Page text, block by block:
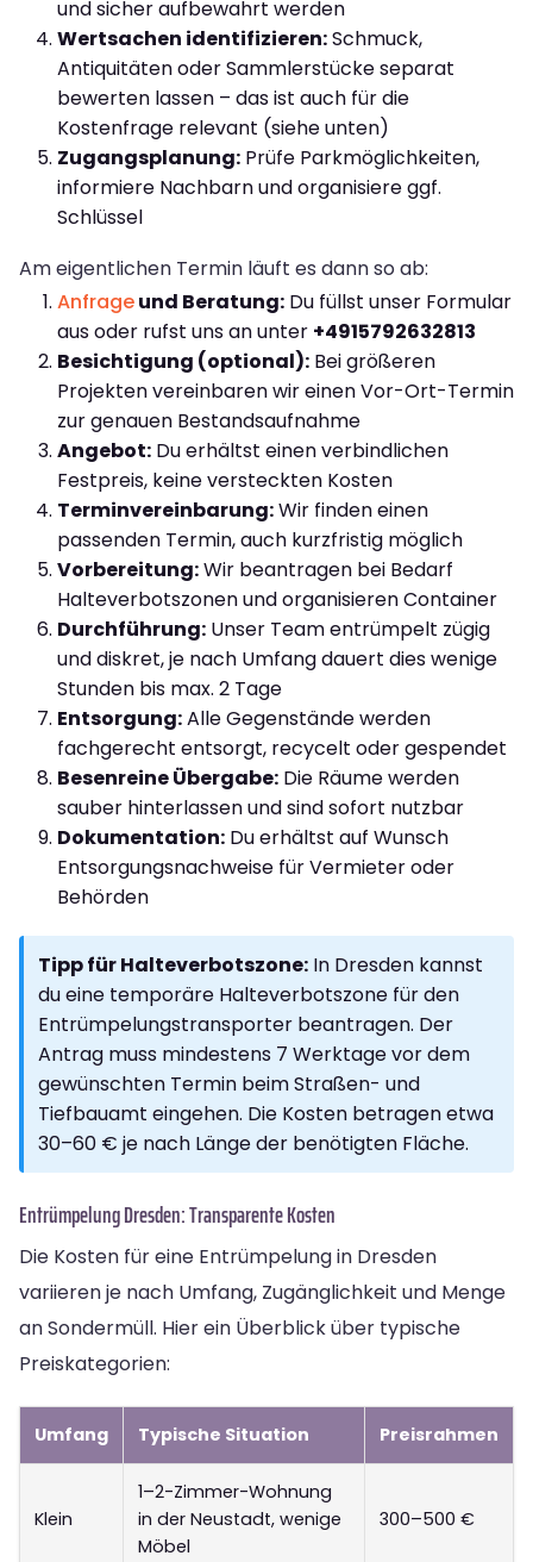
und sicher aufbewahrt werden
Wertsachen identifizieren:Schmuck,
Antiquitäten oder Sammlerstücke separat
bewerten lassen – das ist auch für die
Kostenfrage relevant (siehe unten)
Zugangsplanung: Prüfe Parkmöglichkeiten,
informiere Nachbarn und organisiere ggf.
Schlüssel
Am eigentlichen Termin läuft es dann so ab:
Anfrageund Beratung: Du füllst unser Formular
aus oder rufst uns an unter +4915792632813
Besichtigung (optional): Bei größeren
Projekten vereinbaren wir einen Vor-Ort-Termin
zur genauen Bestandsaufnahme
Angebot: Du erhältst einen verbindlichen
Festpreis, keine versteckten Kosten
Terminvereinbarung:Wir finden einen
passenden Termin, auch kurzfristig möglich
Vorbereitung:Wir beantragen bei Bedarf
Halteverbotszonen und organisieren Container
Durchführung: Unser Team entrümpelt zügig
und diskret, je nach Umfang dauert dies wenige
Stunden bis max. 2 Tage
Entsorgung:Alle Gegenstände werden
fachgerecht entsorgt, recycelt oder gespendet
Besenreine Übergabe: Die Räume werden
sauber hinterlassen und sind sofort nutzbar
Dokumentation: Du erhältst auf Wunsch
Entsorgungsnachweise für Vermieter oder
Behörden
Tipp für Halteverbotszone: In Dresden kannst
du eine temporäre Halteverbotszone für den
Entrümpelungstransporter beantragen. Der
Antrag muss mindestens 7 Werktage vor dem
gewünschten Termin beim Straßen- und
Tiefbauamt eingehen. Die Kosten betragen etwa
30–60 € je nach Länge der benötigten Fläche.
Entrümpelung Dresden: Transparente Kosten
Die Kosten für eine Entrümpelung in Dresden
variieren je nach Umfang, Zugänglichkeit und Menge
an Sondermüll. Hier ein Überblick über typische
Preiskategorien:
Umfang Typische Situation Preisrahmen
Klein
1–2-Zimmer-Wohnung
in der Neustadt, wenige
Möbel
300–500 €